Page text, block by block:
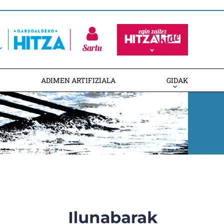
Sartu
ADIMEN ARTIFIZIALA GIDAK